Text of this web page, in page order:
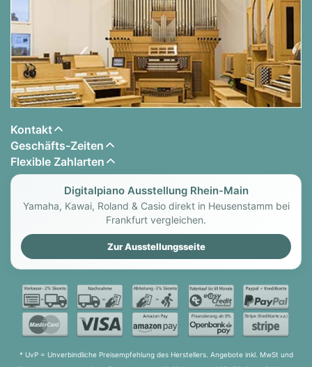
Kontakt
Geschäfts-Zeiten
Flexible Zahlarten
Digitalpiano Ausstellung Rhein-Main
Yamaha, Kawai, Roland & Casio direkt in Heusenstamm bei
Frankfurt vergleichen.
Zur Ausstellungsseite
* UvP = Unverbindliche Preisempfehlung des Herstellers. Angebote inkl. MwSt und